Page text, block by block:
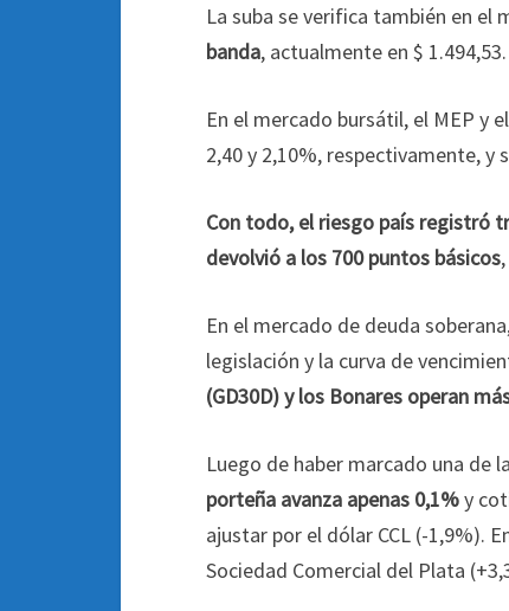
La suba se verifica también en el
banda, actualmente en $ 1.494,53.
En el mercado bursátil, el MEP y
2,40 y 2,10%, respectivamente, y
Con todo, el riesgo país registró
devolvió a los 700 puntos básicos
En el mercado de deuda
legislación y la curva de
(GD30D) y los Bonares operan
Luego de haber marcado una de
porteña avanza apenas 0,1%y
ajustar por el dólar CCL (-1,9%).
Sociedad Comercial del Plata